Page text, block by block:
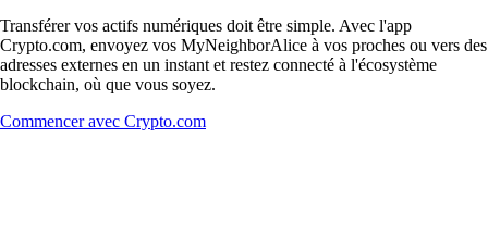
Transférer vos actifs numériques doit être simple. Avec l'app
Crypto.com, envoyez vos MyNeighborAlice à vos proches ou vers des
adresses externes en un instant et restez connecté à l'écosystème
blockchain, où que vous soyez.
Commencer avec Crypto.com